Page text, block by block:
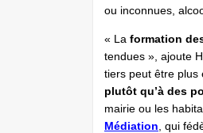
ou inconnues,
« La formation
tendues », ajoute
tiers peut être plus
plutôt qu’à des
mairie ou les
Médiation , qui